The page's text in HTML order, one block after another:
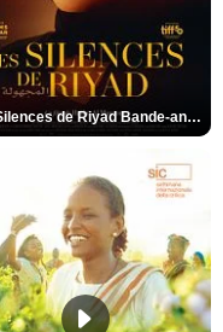
Les Silences de Riyad Bande-annonce VO STFR